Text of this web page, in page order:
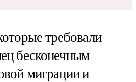
требовали
бесконечным
миграции и